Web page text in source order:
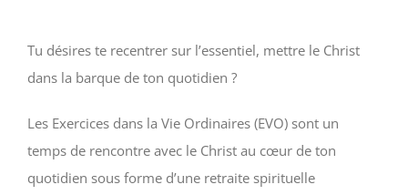
Tu désires te recentrer sur l’essentiel, mettre le Christ
dans la barque de ton quotidien ?
Les Exercices dans la Vie Ordinaires (EVO) sont un
temps de rencontre avec le Christ au cœur de ton
quotidien sous forme d’une retraite spirituelle